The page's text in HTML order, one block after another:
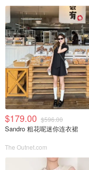
$179.00 $596.00
Sandro 粗花呢迷你连衣裙
The Outnet.com